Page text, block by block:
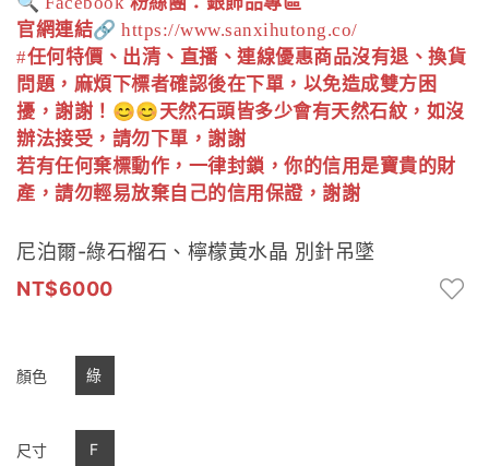
官網連結🔗 https://www.sanxihutong.co/
#任何特價、出清、直播、連線優惠商品沒有退、換貨
問題，麻煩下標者確認後在下單，以免造成雙方困
擾，謝謝！ 😊😊天然石頭皆多少會有天然石紋，如沒
辦法接受，請勿下單，謝謝
若有任何棄標動作，一律封鎖，你的信用是寶貴的財
產，請勿輕易放棄自己的信用保證，謝謝
尼泊爾-綠石榴石、檸檬黃水晶 別針吊墜
6000
顏色 綠
尺寸 F